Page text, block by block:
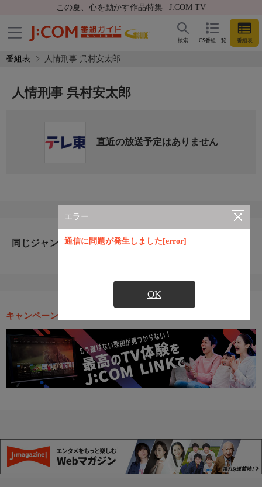
この夏、心を動かす作品特集 | J:COM TV
CS番組一覧 番組表
検索
番組表 人情刑事 呉村安太郎
エラー
通信に問題が発生しました[error]
OK
人情刑事 呉村安太郎
直近の放送予定はありません
同じジャンルのおすすめ番組
キャンペーン・お得な情報